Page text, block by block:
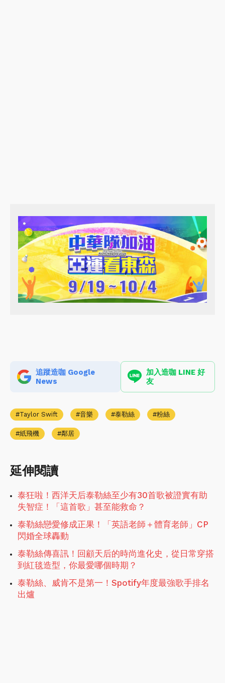
追蹤造咖 Google
News
加入造咖 LINE 好
友
Taylor Swift 音樂 泰勒絲 粉絲
紙飛機 鄰居
延伸閱讀
泰狂啦！西洋天后泰勒絲至少有30首歌被證實有助
失智症！「這首歌」甚至能救命？
泰勒絲戀愛修成正果！「英語老師＋體育老師」CP
閃婚全球轟動
泰勒絲傳喜訊！回顧天后的時尚進化史，從日常穿搭
到紅毯造型，你最愛哪個時期？
泰勒絲、威肯不是第一！Spotify年度最強歌手排名
出爐